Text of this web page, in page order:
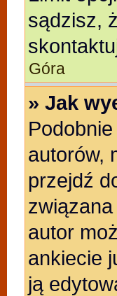
sądzisz,
Góra
» Jak
autorów,
przejdź
autor
ankiecie
ją